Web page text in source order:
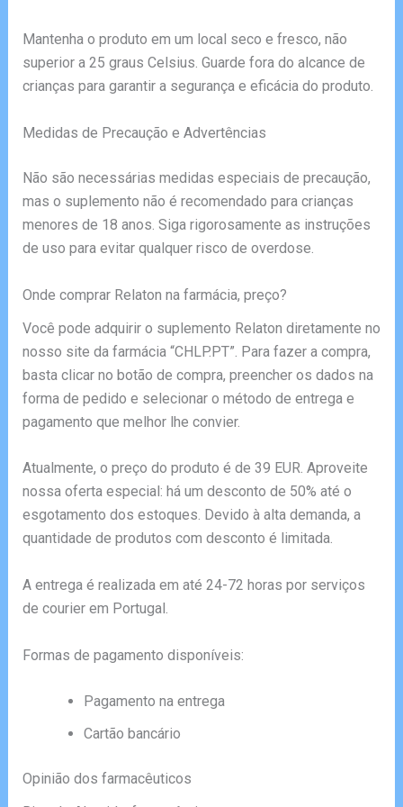
Mantenha o produto em um local seco e fresco, não
superior a 25 graus Celsius. Guarde fora do alcance de
crianças para garantir a segurança e eficácia do produto.
Medidas de Precaução e Advertências
Não são necessárias medidas especiais de precaução,
mas o suplemento não é recomendado para crianças
menores de 18 anos. Siga rigorosamente as instruções
de uso para evitar qualquer risco de overdose.
Onde comprar Relaton na farmácia, preço?
Você pode adquirir o suplemento Relaton diretamente no
nosso site da farmácia “CHLP.PT”. Para fazer a compra,
basta clicar no botão de compra, preencher os dados na
forma de pedido e selecionar o método de entrega e
pagamento que melhor lhe convier.
Atualmente, o preço do produto é de 39 EUR. Aproveite
nossa oferta especial: há um desconto de 50% até o
esgotamento dos estoques. Devido à alta demanda, a
quantidade de produtos com desconto é limitada.
A entrega é realizada em até 24-72 horas por serviços
de courier em Portugal.
Formas de pagamento disponíveis:
Pagamento na entrega
Cartão bancário
Opinião dos farmacêuticos